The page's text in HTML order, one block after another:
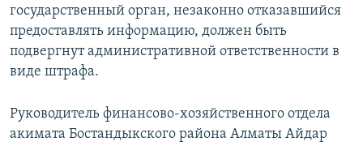
государственный орган, незаконно отказавшийся
предоставлять информацию, должен быть
подвергнут административной ответственности в
виде штрафа.
Руководитель финансово-хозяйственного отдела
акимата Бостандыкского района Алматы Айдар